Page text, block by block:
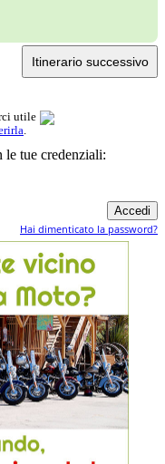
Itinerario successivo
utile
.
le tue credenziali:
Hai dimenticato la password?